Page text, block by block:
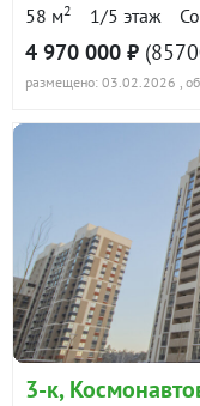
58 м2 1/5 этаж
4 970 000 ₽
размещено: 03.02.2026 ,
3-к,